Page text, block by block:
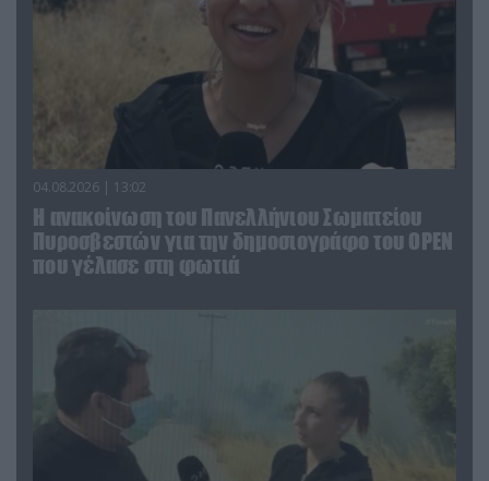
04.08.2026 | 13:02
Η ανακοίνωση του Πανελλήνιου Σωματείου
Πυροσβεστών για την δημοσιογράφο του OPEN
που γέλασε στη φωτιά